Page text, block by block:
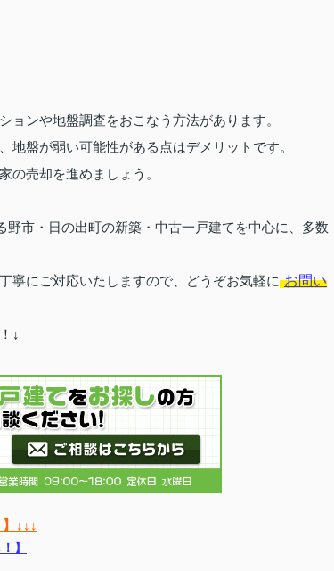
ョンや地盤調査をおこなう方法があります。
地盤が弱い可能性がある点はデメリットです。
の売却を進めましょう。
野市・日の出町の新築・中古一戸建てを中心に、多数
寧にご対応いたしますので、どうぞお気軽に お問い
↓
↓↓↓
】